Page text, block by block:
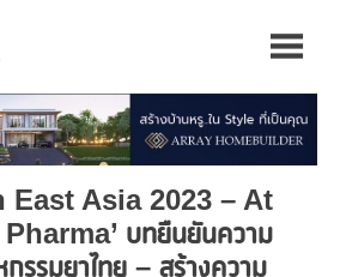
East Asia 2023 – At
บทยืนยันความ
กรรมยาไทย – สร้างความ